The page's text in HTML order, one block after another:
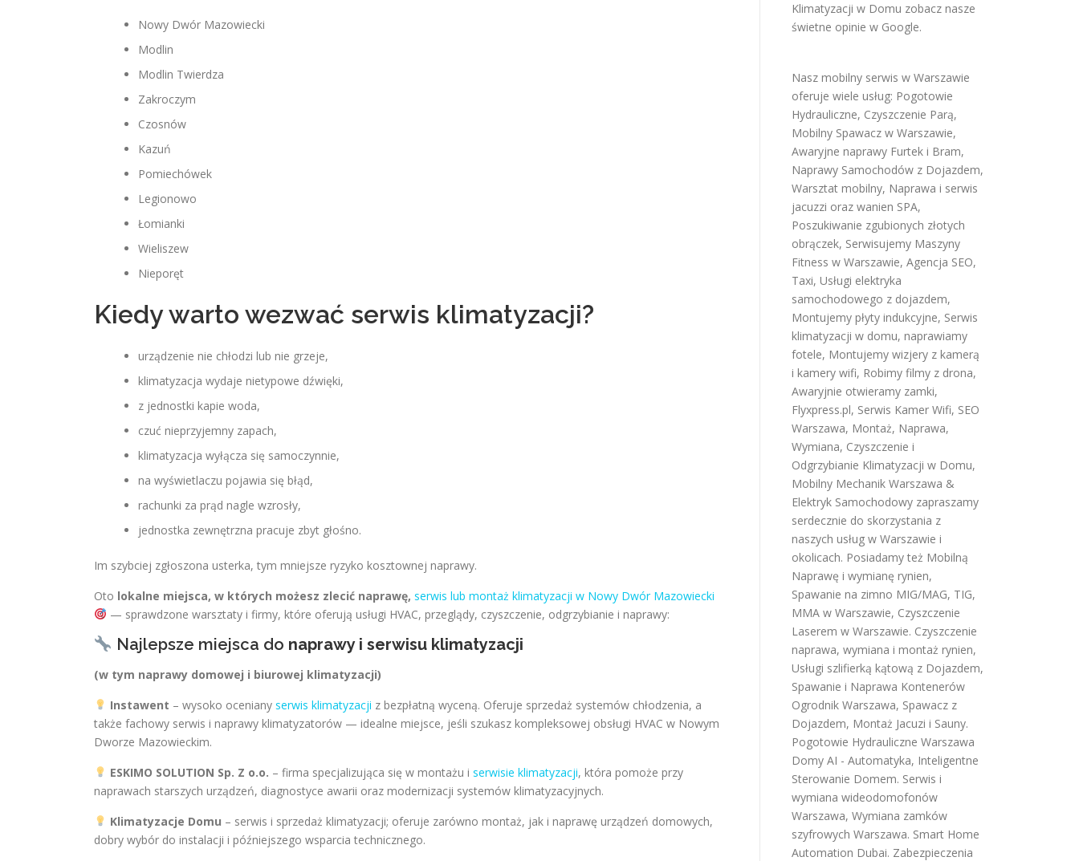
Nowy Dwór Mazowiecki
Modlin
Modlin Twierdza
Zakroczym
Czosnów
Kazuń
Pomiechówek
Legionowo
Łomianki
Wieliszew
Nieporęt
Kiedy warto wezwać serwis klimatyzacji?
urządzenie nie chłodzi lub nie grzeje,
klimatyzacja wydaje nietypowe dźwięki,
z jednostki kapie woda,
czuć nieprzyjemny zapach,
klimatyzacja wyłącza się samoczynnie,
na wyświetlaczu pojawia się błąd,
rachunki za prąd nagle wzrosły,
jednostka zewnętrzna pracuje zbyt głośno.
Im szybciej zgłoszona usterka, tym mniejsze ryzyko kosztownej naprawy.
Oto lokalne miejsca, w których możesz zlecić naprawę, serwis lub montaż klimatyzacji w Nowy Dwór Mazowiecki
— sprawdzone warsztaty i firmy, które oferują usługi HVAC, przeglądy, czyszczenie, odgrzybianie i naprawy:
Najlepsze miejsca do naprawy i serwisu klimatyzacji
(w tym naprawy domowej i biurowej klimatyzacji)
Instawent – wysoko oceniany serwis klimatyzacji z bezpłatną wyceną. Oferuje sprzedaż systemów chłodzenia, a
także fachowy serwis i naprawy klimatyzatorów — idealne miejsce, jeśli szukasz kompleksowej obsługi HVAC w Nowym
Dworze Mazowieckim.
ESKIMO SOLUTION Sp. Z o.o. – firma specjalizująca się w montażu i serwisie klimatyzacji, która pomoże przy
naprawach starszych urządzeń, diagnostyce awarii oraz modernizacji systemów klimatyzacyjnych.
Klimatyzacje Domu – serwis i sprzedaż klimatyzacji; oferuje zarówno montaż, jak i naprawę urządzeń domowych,
dobry wybór do instalacji i późniejszego wsparcia technicznego.
Klimatyzacji w Domu zobacz nasze
świetne opinie w Google.
Nasz mobilny serwis w Warszawie
oferuje wiele usług: Pogotowie
Hydrauliczne, Czyszczenie Parą,
Mobilny Spawacz w Warszawie,
Awaryjne naprawy Furtek i Bram,
Naprawy Samochodów z Dojazdem,
Warsztat mobilny, Naprawa i serwis
jacuzzi oraz wanien SPA,
Poszukiwanie zgubionych złotych
obrączek, Serwisujemy Maszyny
Fitness w Warszawie, Agencja SEO,
Taxi, Usługi elektryka
samochodowego z dojazdem,
Montujemy płyty indukcyjne, Serwis
klimatyzacji w domu, naprawiamy
fotele, Montujemy wizjery z kamerą
i kamery wifi, Robimy filmy z drona,
Awaryjnie otwieramy zamki,
Flyxpress.pl, Serwis Kamer Wifi, SEO
Warszawa, Montaż, Naprawa,
Wymiana, Czyszczenie i
Odgrzybianie Klimatyzacji w Domu,
Mobilny Mechanik Warszawa &
Elektryk Samochodowy zapraszamy
serdecznie do skorzystania z
naszych usług w Warszawie i
okolicach. Posiadamy też Mobilną
Naprawę i wymianę rynien,
Spawanie na zimno MIG/MAG, TIG,
MMA w Warszawie, Czyszczenie
Laserem w Warszawie. Czyszczenie
naprawa, wymiana i montaż rynien,
Usługi szlifierką kątową z Dojazdem,
Spawanie i Naprawa Kontenerów
Ogrodnik Warszawa, Spawacz z
Dojazdem, Montaż Jacuzi i Sauny.
Pogotowie Hydrauliczne Warszawa
Domy AI - Automatyka, Inteligentne
Sterowanie Domem. Serwis i
wymiana wideodomofonów
Warszawa, Wymiana zamków
szyfrowych Warszawa. Smart Home
Automation Dubai. Zabezpieczenia